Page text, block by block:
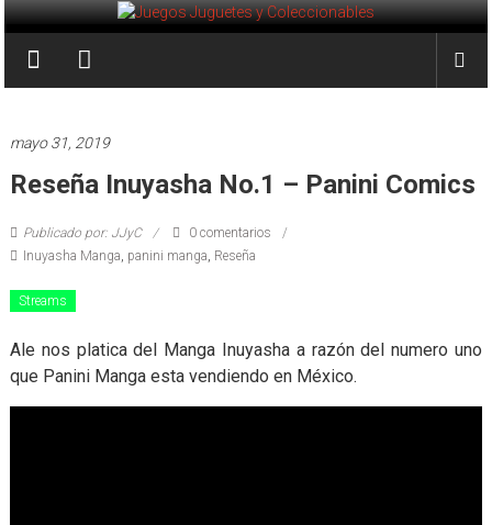
Saltar
al
contenido
Juegos
Juguetes
y
Coleccionables
y
entretenimiento
para
mayo 31, 2019
Reseña Inuyasha No.1 – Panini Comics
Publicado por: JJyC
0 comentarios
Inuyasha Manga panini manga Reseña
Streams
Ale nos platica del Manga Inuyasha a razón del numero uno
que Panini Manga esta vendiendo en México.